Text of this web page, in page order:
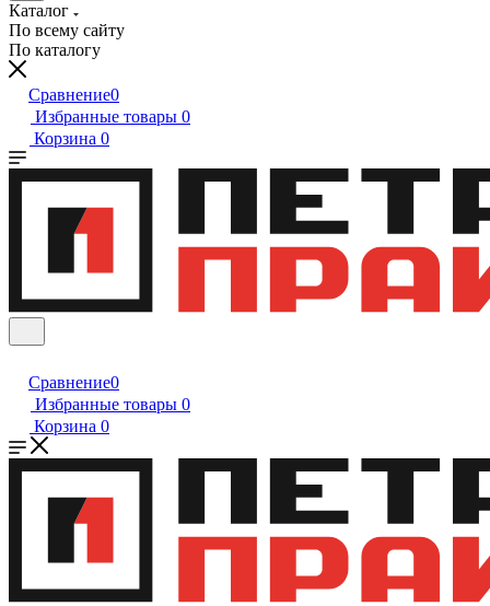
Каталог
По всему сайту
По каталогу
Сравнение0
Избранные товары 0
Корзина 0
Сравнение0
Избранные товары 0
Корзина 0